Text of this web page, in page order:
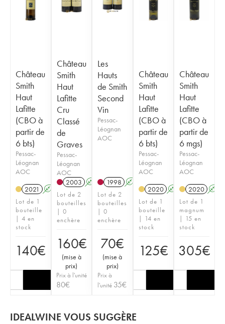
Château
Smith
Haut
Lafitte
(CBO à
partir de
6 bts)
Pessac-
Léognan
AOC
2021
A
Lot de 1
bouteille
| 4 en
stock
140€
Château
Smith
Haut
Lafitte
Cru
Classé
de
Graves
Pessac-
Léognan
AOC
2003 A
Lot de 2
bouteilles
| 0
enchère
160€
(mise à
prix)
Prix à l'unité
80€
Les
Hauts
de Smith
Second
Vin
Pessac-
Léognan
AOC
1998 A
Lot de 2
bouteilles
| 0
enchère
70€
(mise à
prix)
Prix à
l'unité 35€
Château
Smith
Haut
Lafitte
(CBO à
partir de
6 bts)
Pessac-
Léognan
AOC
2020 A T
Lot de 1
bouteille
| 14 en
stock
125€
Château
Smith
Haut
Lafitte
(CBO à
partir de
6 mgs)
Pessac-
Léognan
AOC
2020 A
Lot de 1
magnum
| 15 en
stock
305€
IDEALWINE VOUS SUGGÈRE